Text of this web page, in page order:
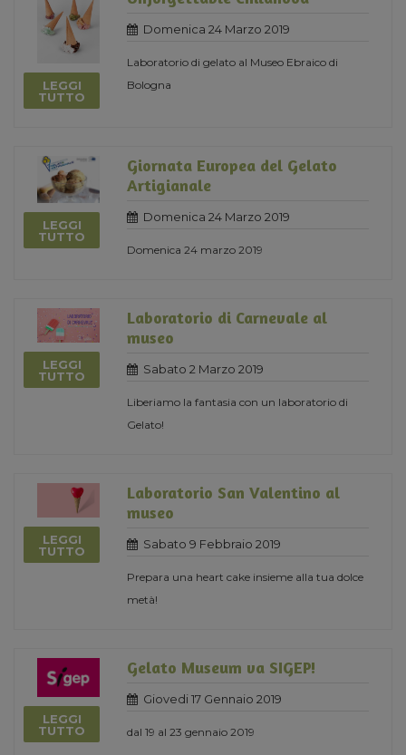
LEGGI
TUTTO
Domenica 24 Marzo 2019
Laboratorio di gelato al Museo Ebraico di
Bologna
LEGGI
TUTTO
Giornata Europea del Gelato
Artigianale
Domenica 24 Marzo 2019
Domenica 24 marzo 2019
LEGGI
TUTTO
Laboratorio di Carnevale al
museo
Sabato 2 Marzo 2019
Liberiamo la fantasia con un laboratorio di
Gelato!
LEGGI
TUTTO
Laboratorio San Valentino al
museo
Sabato 9 Febbraio 2019
Prepara una heart cake insieme alla tua dolce
metà!
LEGGI
TUTTO
Gelato Museum va SIGEP!
Giovedi 17 Gennaio 2019
dal 19 al 23 gennaio 2019